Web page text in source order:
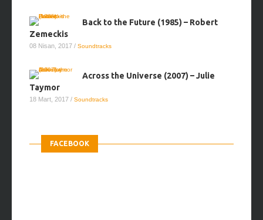
Back to the Future (1985) – Robert
Zemeckis
08 Nisan, 2017 / Soundtracks
Across the Universe (2007) – Julie
Taymor
18 Mart, 2017 / Soundtracks
FACEBOOK